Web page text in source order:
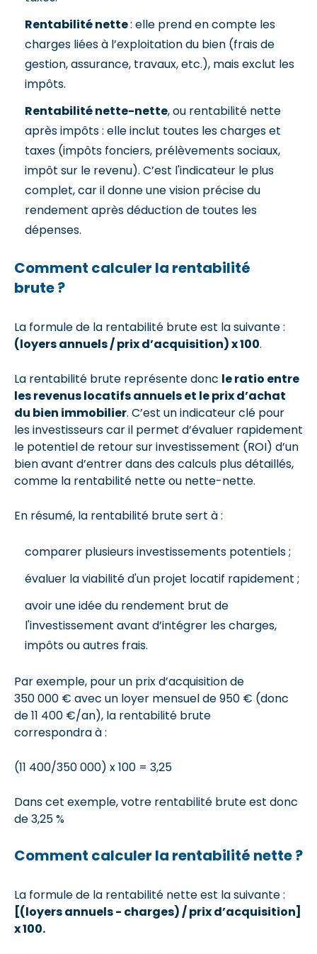
Rentabilité nette: elle prend en compte les
charges liées à l’exploitation du bien (frais de
gestion, assurance, travaux, etc.), mais exclut les
impôts.
Rentabilité nette-nette, ou rentabilité nette
après impôts : elle inclut toutes les charges et
taxes (impôts fonciers, prélèvements sociaux,
impôt sur le revenu). C’est l'indicateur le plus
complet, car il donne une vision précise du
rendement après déduction de toutes les
dépenses.
Comment calculer la rentabilité
brute ?
La formule de la rentabilité brute est la suivante :
(loyers annuels / prix d’acquisition) x 100.
La rentabilité brute représente donc le ratio entre
les revenus locatifs annuels et le prix d’achat
du bien immobilier. C’est un indicateur clé pour
les investisseurs car il permet d’évaluer rapidement
le potentiel de retour sur investissement (ROI) d’un
bien avant d’entrer dans des calculs plus détaillés,
comme la rentabilité nette ou nette-nette.
En résumé, la rentabilité brute sert à :
comparer plusieurs investissements potentiels ;
évaluer la viabilité d'un projet locatif rapidement ;
avoir une idée du rendement brut de
l'investissement avant d’intégrer les charges,
impôts ou autres frais.
Par exemple, pour un prix d’acquisition de
350 000 € avec un loyer mensuel de 950 € (donc
de 11 400 €/an), la rentabilité brute
correspondra à :
(11 400/350 000) x 100 = 3,25
Dans cet exemple, votre rentabilité brute est donc
de 3,25 %
Comment calculer la rentabilité nette ?
La formule de la rentabilité nette est la suivante :
[(loyers annuels - charges) / prix d’acquisition]
x 100.